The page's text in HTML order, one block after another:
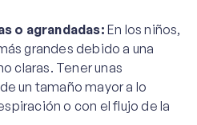
o agrandadas: En los niños,
grandes debido a una
claras. Tener unas
un tamaño mayor a lo
o con el flujo de la